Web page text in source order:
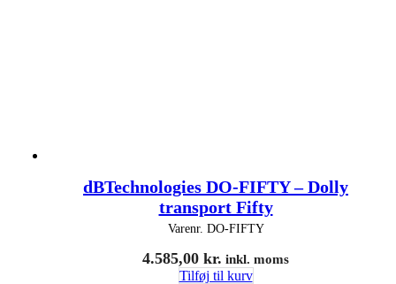
dBTechnologies DO-FIFTY – Dolly
transport Fifty
Varenr. DO-FIFTY
4.585,00 kr. inkl. moms
Tilføj til kurv